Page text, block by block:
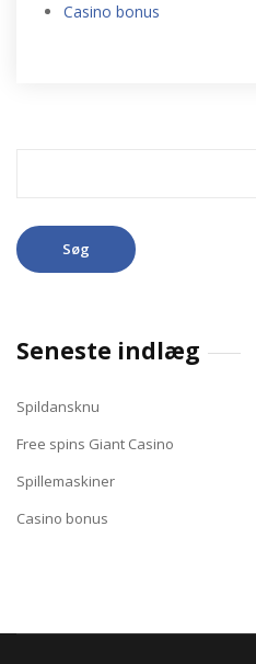
Casino bonus
Seneste indlæg
Spildansknu
Free spins Giant Casino
Spillemaskiner
Casino bonus